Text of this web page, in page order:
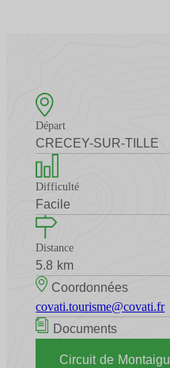
Départ
CRECEY-SUR-TILLE
Difficulté
Facile
Distance
5.8 km
Coordonnées
covati.tourisme@covati.fr
Documents
Circuit de Montaigu